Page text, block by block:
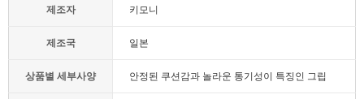
제조자 키모니
제조국 일본
상품별 세부사양 안정된 쿠션감과 놀라운 통기성이 특징인 그립